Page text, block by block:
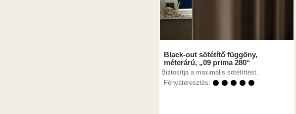
Black-out sötétítő függöny,
méterárú, „09 prima 280“
Biztosítja a maximális sötétíttést.
Fényáteresztés: ⚫ ⚫ ⚫ ⚫ ⚫